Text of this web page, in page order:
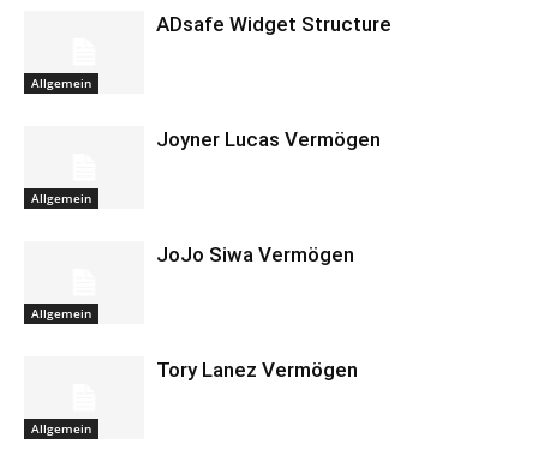
Allgemein
ADsafe Widget Structure
Allgemein
Joyner Lucas Vermögen
Allgemein
JoJo Siwa Vermögen
Allgemein
Tory Lanez Vermögen